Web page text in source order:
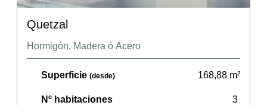
Quetzal
Hormigón, Madera ó Acero
Superficie (desde) 168,88 m²
Nº habitaciones 3